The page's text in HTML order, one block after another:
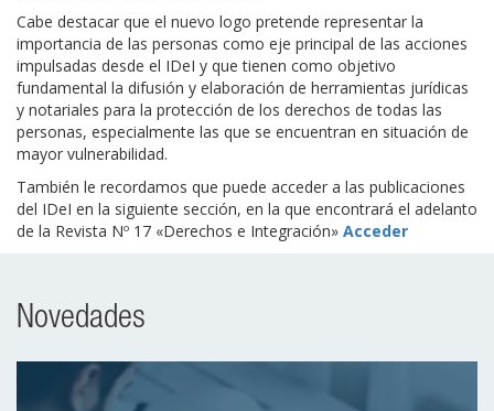
Cabe destacar que el nuevo logo pretende representar la
importancia de las personas como eje principal de las acciones
impulsadas desde el IDeI y que tienen como objetivo
fundamental la difusión y elaboración de herramientas jurídicas
y notariales para la protección de los derechos de todas las
personas, especialmente las que se encuentran en situación de
mayor vulnerabilidad.
También le recordamos que puede acceder a las publicaciones
del IDeI en la siguiente sección, en la que encontrará el adelanto
de la Revista Nº 17 «Derechos e Integración» Acceder
Novedades